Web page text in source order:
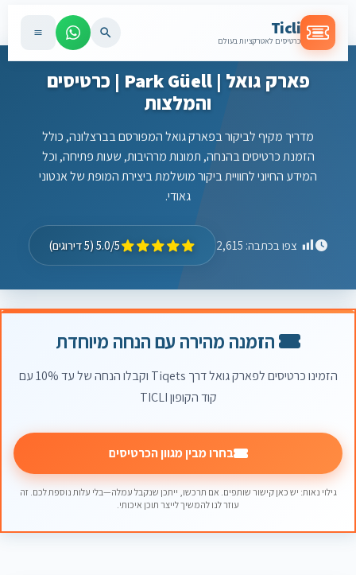
Ticli
כרטיסים לאטרקציות בעולם
פארק גואל | Park Güell | כרטיסים
והמלצות
מדריך מקיף לביקור בפארק גואל המפורסם בברצלונה, כולל
הזמנת כרטיסים בהנחה, תמונות מרהיבות, שעות פתיחה, וכל
המידע החיוני לחוויית ביקור מושלמת ביצירת המופת של אנטוני
גאודי.
צפו בכתבה: 2,615 5.0/5 (5 דירוגים)
הזמנה מהירה עם הנחה מיוחדת
הזמינו כרטיסים לפארק גואל דרך Tiqets וקבלו הנחה של עד 10% עם
קוד הקופון TICLI
בחרו מבין מגוון הכרטיסים
גילוי נאות: יש כאן קישור שותפים. אם תרכשו, ייתכן שנקבל עמלה—בלי עלות נוספת לכם. זה
עוזר לנו להמשיך לייצר תוכן איכותי.